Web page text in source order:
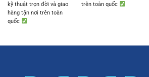
kỹ thuật trọn đời và giao
hàng tận nơi trên toàn
quốc
trên toàn quốc